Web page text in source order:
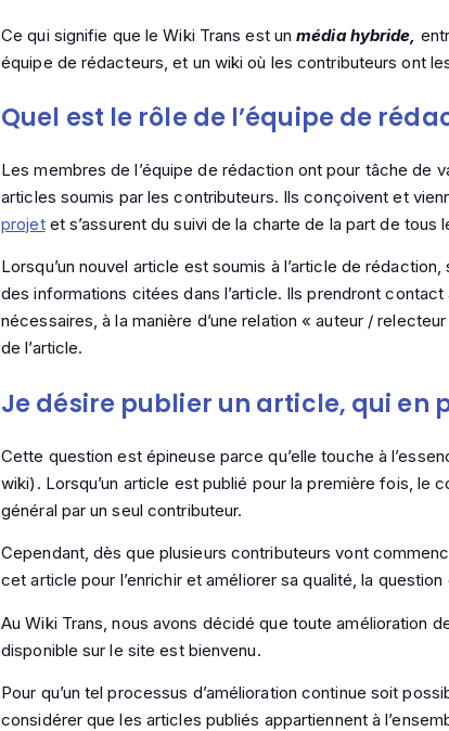
Ce qui signifie que le Wiki Trans est unmédia hybride,
équipe de rédacteurs, et un wiki où les contributeurs ont
Quel est le rôle de l’équipe de
Les membres de l’équipe de rédaction ont pour tâche de
articles soumis par les contributeurs. Ils conçoivent et
projetet s’assurent du suivi de la charte de la part de tous
Lorsqu’un nouvel article est soumis à l’article de
des informations citées dans l’article. Ils prendront
nécessaires, à la manière d’une relation « auteur /
de l’article.
Je désire publier un article, qui en
Cette question est épineuse parce qu’elle touche à
wiki). Lorsqu’un article est publié pour la première fois, le
général par un seul contributeur.
Cependant, dès que plusieurs contributeurs vont
cet article pour l’enrichir et améliorer sa qualité, la
Au Wiki Trans, nous avons décidé que toute amélioration
disponible sur le site est bienvenu.
Pour qu’un tel processus d’amélioration continue soit
considérer que les articles publiés appartiennent à